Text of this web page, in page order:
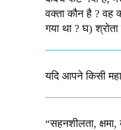
वक्‍ता कौन है ? वह
गया था ? घ)
यदि आपने किसी
“सहनशीलता,